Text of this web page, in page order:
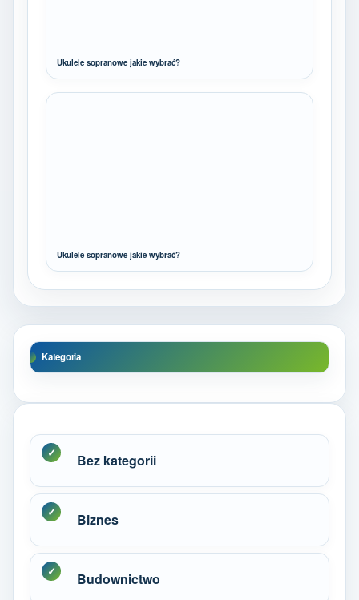
Ukulele sopranowe jakie wybrać?
Ukulele sopranowe jakie wybrać?
Kategoria
Bez kategorii
Biznes
Budownictwo